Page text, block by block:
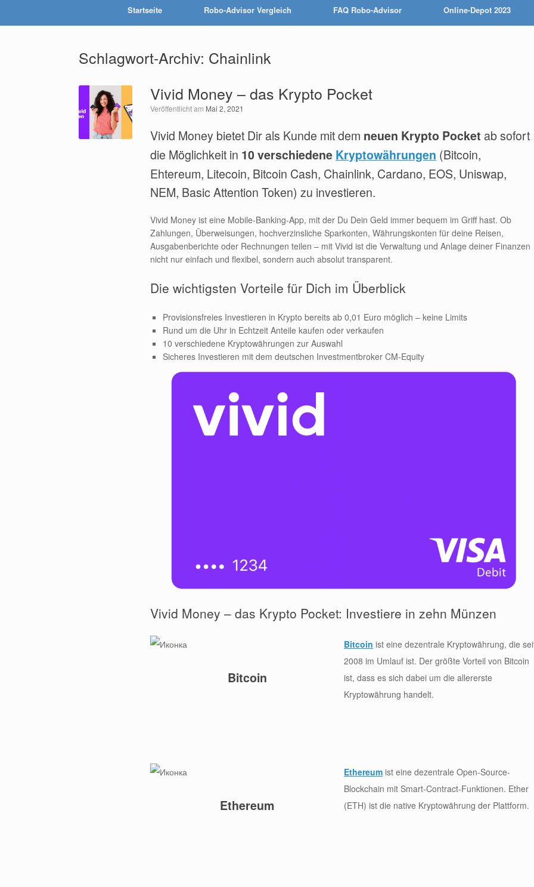
Startseite Robo-Advisor Vergleich FAQ Robo-Advisor Online-Depot 2023
Schlagwort-Archiv: Chainlink
Vivid Money – das Krypto Pocket
Veröffentlicht am Mai 2, 2021
Vivid Money bietet Dir als Kunde mit dem neuen Krypto Pocket ab sofort
die Möglichkeit in 10 verschiedene Kryptowährungen (Bitcoin,
Ehtereum, Litecoin, Bitcoin Cash, Chainlink, Cardano, EOS, Uniswap,
NEM, Basic Attention Token) zu investieren.
Vivid Money ist eine Mobile-Banking-App, mit der Du Dein Geld immer bequem im Griff hast. Ob
Zahlungen, Überweisungen, hochverzinsliche Sparkonten, Währungskonten für deine Reisen,
Ausgabenberichte oder Rechnungen teilen – mit Vivid ist die Verwaltung und Anlage deiner Finanzen
nicht nur einfach und flexibel, sondern auch absolut transparent.
Die wichtigsten Vorteile für Dich im Überblick
Provisionsfreies Investieren in Krypto bereits ab 0,01 Euro möglich – keine Limits
Rund um die Uhr in Echtzeit Anteile kaufen oder verkaufen
10 verschiedene Kryptowährungen zur Auswahl
Sicheres Investieren mit dem deutschen Investmentbroker CM-Equity
Vivid Money – das Krypto Pocket: Investiere in zehn Münzen
Bitcoin
Bitcoin ist eine dezentrale Kryptowährung, die
2008 im Umlauf ist. Der größte Vorteil von Bitcoin
ist, dass es sich dabei um die allererste
Kryptowährung handelt.
Ethereum
Ethereum ist eine dezentrale Open-Source-
Blockchain mit Smart-Contract-Funktionen. Ether
(ETH) ist die native Kryptowährung der Plattform.